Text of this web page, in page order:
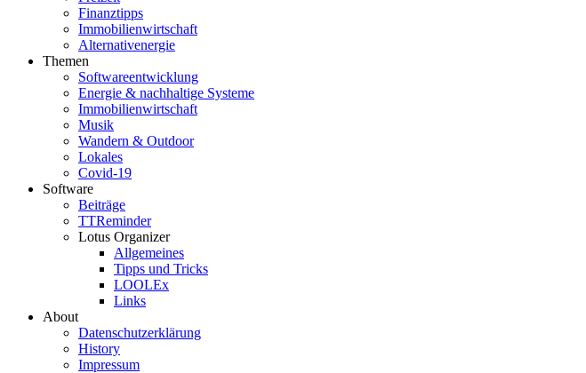
Finanztipps
Immobilienwirtschaft
Alternativenergie
Themen
Softwareentwicklung
Energie & nachhaltige Systeme
Immobilienwirtschaft
Musik
Wandern & Outdoor
Lokales
Covid-19
Software
Beiträge
TTReminder
Lotus Organizer
Allgemeines
Tipps und Tricks
LOOLEx
Links
About
Datenschutzerklärung
History
Impressum